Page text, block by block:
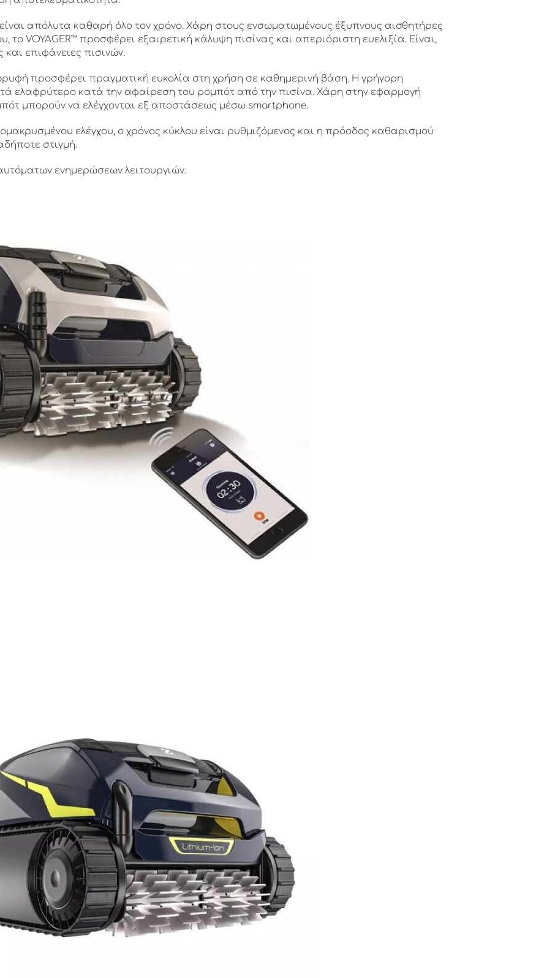
απόλυτα καθαρή όλο τον χρόνο. Χάρη στους ενσωματωμένους έξυπνους αισθητήρες
το VOYAGER™ προσφέρει εξαιρετική κάλυψη πισίνας και απεριόριστη ευελιξία. Είναι,
και επιφάνειες πισινών.
προσφέρει πραγματική ευκολία στη χρήση σε καθημερινή βάση. Η γρήγορη
ελαφρύτερο κατά την αφαίρεση του ρομπότ από την πισίνα. Χάρη στην εφαρμογή
μπορούν να ελέγχονται εξ αποστάσεως μέσω smartphone.
ελέγχου, ο χρόνος κύκλου είναι ρυθμιζόμενος και η πρόοδος καθαρισμού
στιγμή.
ενημερώσεων λειτουργιών.